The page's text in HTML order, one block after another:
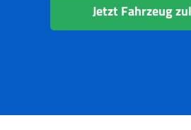
Jetzt Fahrzeug